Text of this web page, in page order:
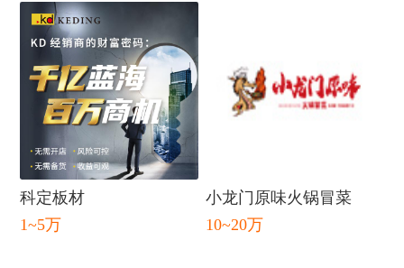
科定板材
1~5万
小龙门原味火锅冒菜
10~20万